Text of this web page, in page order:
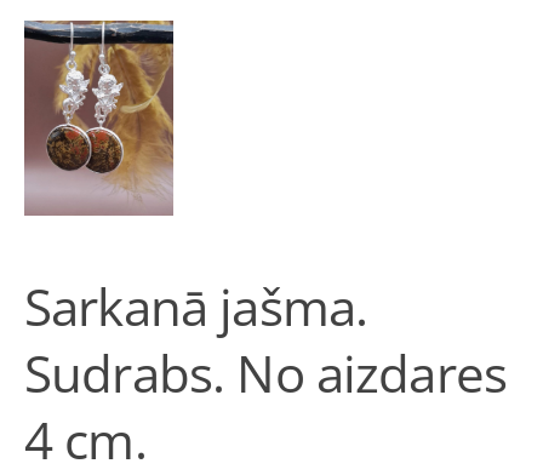
Sarkanā jašma.
Sudrabs. No aizdares
4 cm.